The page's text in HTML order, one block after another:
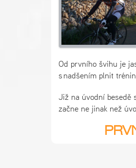
Od prvního švihu je
s nadšením plnit
Již na úvodní besedě
začne ne jinak než